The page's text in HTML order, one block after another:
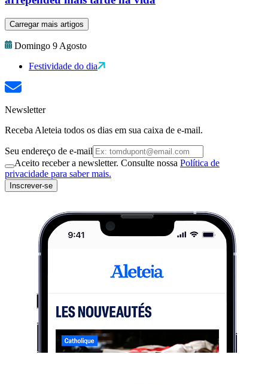
Carregar mais artigos
Domingo 9 Agosto
Festividade do dia
Newsletter
Receba Aleteia todos os dias em sua caixa de e-mail.
Seu endereço de e-mail
Aceito receber a newsletter. Consulte nossa Política de
privacidade para saber mais.
Inscrever-se